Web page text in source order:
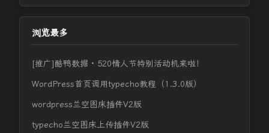
浏览最多
[推广]酷鸭数据 · 520情人节特别活动机来啦！
WordPress首页调用typecho教程（1.3.0版）
wordpress兰空图床插件V2版
typecho兰空图床上传插件V2版